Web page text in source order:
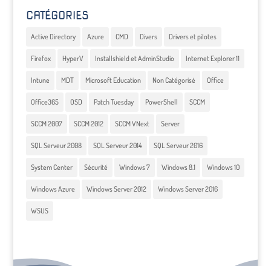
CATÉGORIES
Active Directory Azure CMD Divers Drivers et pilotes
Firefox HyperV Installshield et AdminStudio Internet Explorer 11
Intune MDT Microsoft Education Non Catégorisé Office
Office365 OSD Patch Tuesday PowerShell SCCM
SCCM 2007 SCCM 2012 SCCM VNext Server
SQL Serveur 2008 SQL Serveur 2014 SQL Serveur 2016
System Center Sécurité Windows 7 Windows 8.1 Windows 10
Windows Azure Windows Server 2012 Windows Server 2016
WSUS